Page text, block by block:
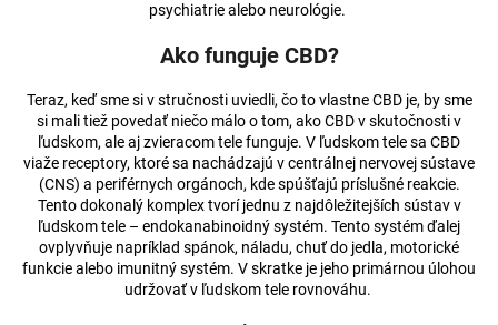
psychiatrie alebo neurológie.
Ako funguje CBD?
Teraz, keď sme si v stručnosti uviedli, čo to vlastne CBD je, by sme
si mali tiež povedať niečo málo o tom, ako CBD v skutočnosti v
ľudskom, ale aj zvieracom tele funguje. V ľudskom tele sa CBD
viaže receptory, ktoré sa nachádzajú v centrálnej nervovej sústave
(CNS) a periférnych orgánoch, kde spúšťajú príslušné reakcie.
Tento dokonalý komplex tvorí jednu z najdôležitejších sústav v
ľudskom tele – endokanabinoidný systém. Tento systém ďalej
ovplyvňuje napríklad spánok, náladu, chuť do jedla, motorické
funkcie alebo imunitný systém. V skratke je jeho primárnou úlohou
udržovať v ľudskom tele rovnováhu.
n
s